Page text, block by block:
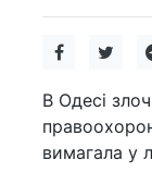
В Одесі
вимагала у